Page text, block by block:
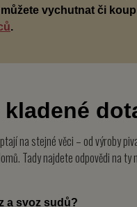
vychutnat či
.
kladené
na stejné věci – od výroby
Tady najdete odpovědi na ty
a svoz sudů?